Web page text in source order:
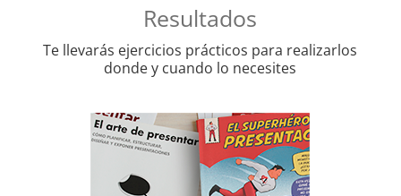
Resultados
Te llevarás ejercicios prácticos para realizarlos
donde y cuando lo necesites